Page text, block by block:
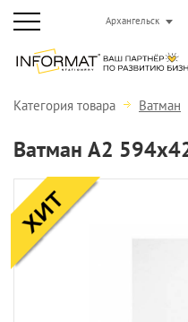
Архангельск
Категория товара Ватман
Ватман А2